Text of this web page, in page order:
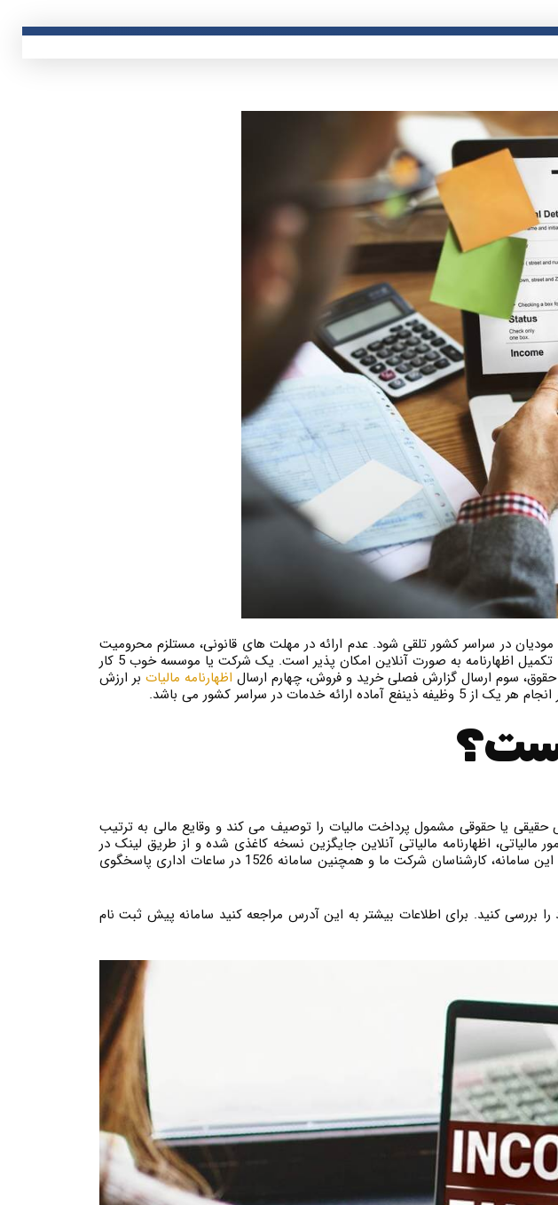
در سراسر کشور تلقی شود. عدم ارائه در مهلت های قانونی، مستلزم محرومیت
از معافیت ها و تخفیف های مالیاتی و پرداخت جریمه های مقرر در قانون مالیات های مستقیم است. تکمیل اظهارنامه به صورت آنلاین امکان پذیر است. یک شرکت یا موسسه خوب 5 کار
سوم ارسال گزارش فصلی خرید و فروش، چهارم ارسال اظهارنامه مالیات بر ارزش
سراسر کشور می باشد.
یا حقوقی مشمول پرداخت مالیات را توصیف می کند و وقایع مالی به ترتیب
اظهارنامه مالیاتی آنلاین جایگزین نسخه کاغذی شده و از طریق لینک در
سایت tax.gov.ir در دسترس قرار می گیرد. در صورت داشتن هرگونه سوال در هنگام ورود اطلاعات به این سامانه، کارشناسان شرکت ما و همچنین سامانه 1526 در ساعات اداری پاسخگوی
کنید. برای اطلاعات بیشتر به این آدرس مراجعه کنید سامانه پیش ثبت نام